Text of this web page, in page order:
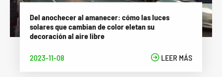
Del anochecer al amanecer: cómo las luces
solares que cambian de color eletan su
decoración al aire libre
2023-11-08  LEER MÁS